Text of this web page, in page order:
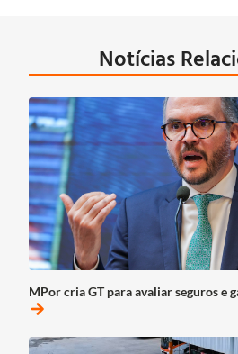
Notícias
MPor cria GT para avaliar seguros e
arrow_forward